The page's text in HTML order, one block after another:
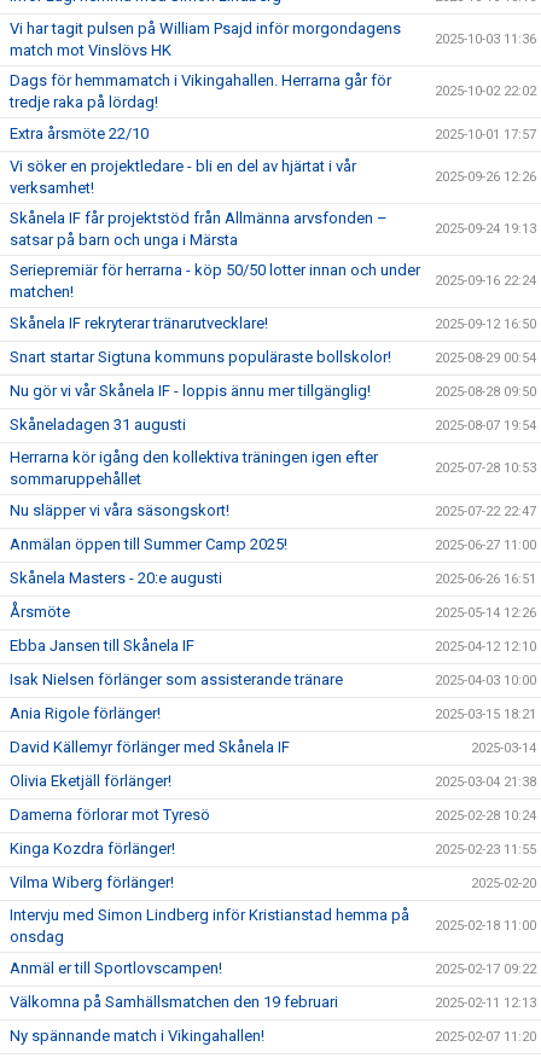
Vi har tagit pulsen på William Psajd inför morgondagens
match mot Vinslövs HK
2025-10-03 11:36
Dags för hemmamatch i Vikingahallen. Herrarna går för
tredje raka på lördag!
2025-10-02 22:02
Extra årsmöte 22/10 2025-10-01 17:57
Vi söker en projektledare - bli en del av hjärtat i vår
verksamhet!
2025-09-26 12:26
Skånela IF får projektstöd från Allmänna arvsfonden –
satsar på barn och unga i Märsta
2025-09-24 19:13
Seriepremiär för herrarna - köp 50/50 lotter innan och under
matchen!
2025-09-16 22:24
Skånela IF rekryterar tränarutvecklare! 2025-09-12 16:50
Snart startar Sigtuna kommuns populäraste bollskolor! 2025-08-29 00:54
Nu gör vi vår Skånela IF - loppis ännu mer tillgänglig! 2025-08-28 09:50
Skåneladagen 31 augusti 2025-08-07 19:54
Herrarna kör igång den kollektiva träningen igen efter
sommaruppehållet
2025-07-28 10:53
Nu släpper vi våra säsongskort! 2025-07-22 22:47
Anmälan öppen till Summer Camp 2025! 2025-06-27 11:00
Skånela Masters - 20:e augusti 2025-06-26 16:51
Årsmöte 2025-05-14 12:26
Ebba Jansen till Skånela IF 2025-04-12 12:10
Isak Nielsen förlänger som assisterande tränare 2025-04-03 10:00
Ania Rigole förlänger! 2025-03-15 18:21
David Källemyr förlänger med Skånela IF 2025-03-14
Olivia Eketjäll förlänger! 2025-03-04 21:38
Damerna förlorar mot Tyresö 2025-02-28 10:24
Kinga Kozdra förlänger! 2025-02-23 11:55
Vilma Wiberg förlänger! 2025-02-20
Intervju med Simon Lindberg inför Kristianstad hemma på
onsdag
2025-02-18 11:00
Anmäl er till Sportlovscampen! 2025-02-17 09:22
Välkomna på Samhällsmatchen den 19 februari 2025-02-11 12:13
Ny spännande match i Vikingahallen! 2025-02-07 11:20